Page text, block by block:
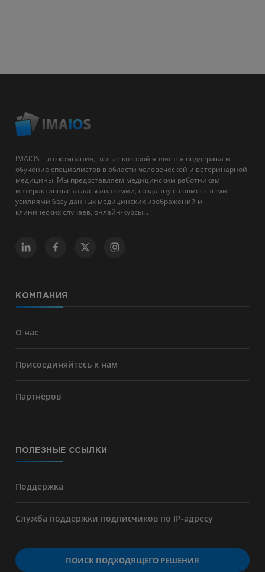
IMAIOS - это компания, целью которой является поддержка и
обучение специалистов в области человеческой и ветеринарной
медицины. Мы предоставляем медицинским работникам
интерактивные атласы анатомии, созданную совместными
усилиями базу данных медицинских изображений и
клинических случаев, онлайн-курсы...
КОМПАНИЯ
О нас
Присоединяйтесь к нам
Партнёров
ПОЛЕЗНЫЕ ССЫЛКИ
Поддержка
Служба поддержки подписчиков по IP-адресу
ПОИСК ПОДХОДЯЩЕГО РЕШЕНИЯ